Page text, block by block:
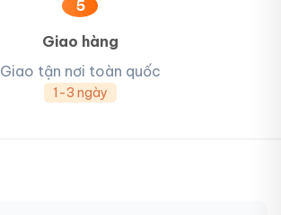
5
Giao hàng
Giao tận nơi toàn quốc
1-3 ngày